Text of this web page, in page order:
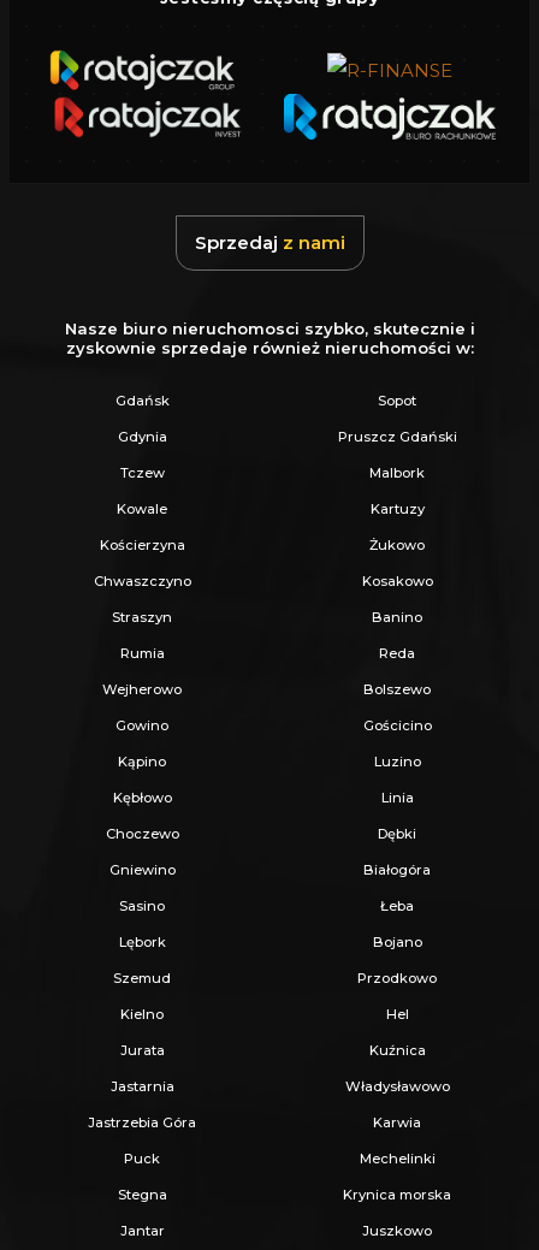
Gwarantujemy bezpieczny zakup i najlepszą
CENĘ.
Zapewniamy fachowe doradztwo przy zakupie
pod inwestycję.
ubezpieczeniem OC w PZU.
Sprzedaj z nami
Nasze biuro nieruchomosci szybko, skutecznie i
zyskownie sprzedaje również nieruchomości w:
Gdańsk Sopot
Gdynia Pruszcz Gdański
Tczew Malbork
Kowale Kartuzy
Kościerzyna Żukowo
Chwaszczyno Kosakowo
Straszyn Banino
Rumia Reda
Wejherowo Bolszewo
Gowino Gościcino
Kąpino Luzino
Kębłowo Linia
Choczewo Dębki
Gniewino Białogóra
Sasino Łeba
Lębork Bojano
Szemud Przodkowo
Kielno Hel
Jurata Kuźnica
Jastarnia Władysławowo
Jastrzebia Góra Karwia
Puck Mechelinki
Stegna Krynica morska
Jantar Juszkowo